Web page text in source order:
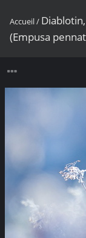
Accueil/
(Empusa